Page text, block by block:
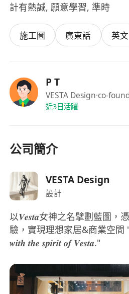
計有熱誠, 願意學習, 準時
施工圖 廣東話 英文
P T
VESTA Design·co-
近3日活躍
公司簡介
VESTA Design
設計
以𝑽𝒆𝒔𝒕𝒂女神之名擘劃藍圖，
驗，實現理想家居&商業空間
𝒘𝒊𝒕𝒉 𝒕𝒉𝒆 𝒔𝒑𝒊𝒓𝒊𝒕 𝒐𝒇 𝑽𝒆𝒔𝒕𝒂."